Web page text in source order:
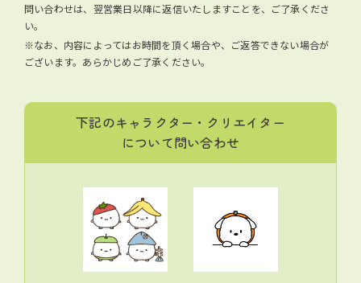
問い合わせは、翌営業日以降に返信いたしますことを、ご了承くださ
い。
※なお、内容によってはお時間を頂く場合や、ご返答できない場合が
ございます。あらかじめご了承ください。
下記のキャラクター・クリエイター
について問い合わせ